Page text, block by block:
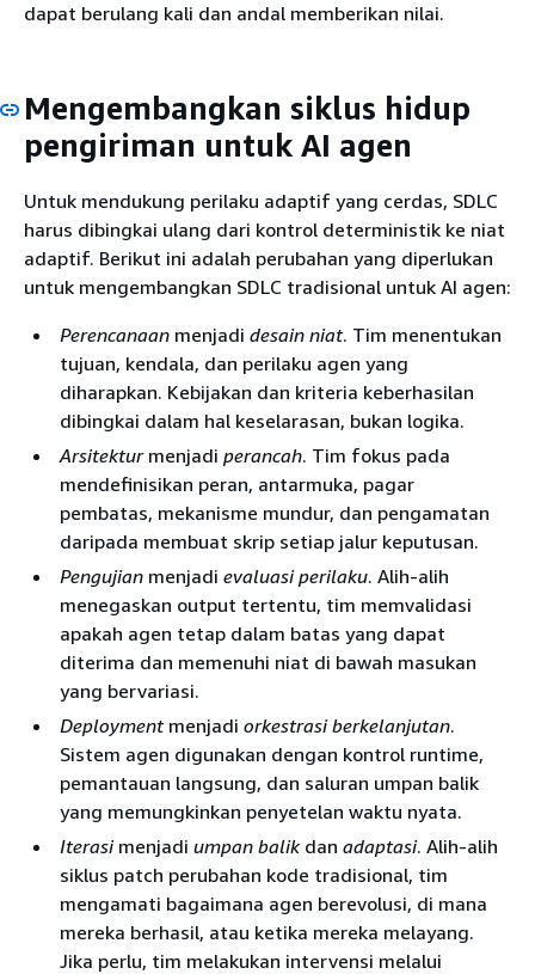
dapat berulang kali dan andal memberikan nilai.
Mengembangkan siklus hidup
pengiriman untuk AI agen
Untuk mendukung perilaku adaptif yang cerdas, SDLC
harus dibingkai ulang dari kontrol deterministik ke niat
adaptif. Berikut ini adalah perubahan yang diperlukan
untuk mengembangkan SDLC tradisional untuk AI agen:
Perencanaan menjadi desain niat. Tim menentukan
tujuan, kendala, dan perilaku agen yang
diharapkan. Kebijakan dan kriteria keberhasilan
dibingkai dalam hal keselarasan, bukan logika.
Arsitekturmenjadi perancah. Tim fokus pada
mendefinisikan peran, antarmuka, pagar
pembatas, mekanisme mundur, dan pengamatan
daripada membuat skrip setiap jalur keputusan.
Pengujian menjadi evaluasi perilaku. Alih-alih
menegaskan output tertentu, tim memvalidasi
apakah agen tetap dalam batas yang dapat
diterima dan memenuhi niat di bawah masukan
yang bervariasi.
Deploymentmenjadi orkestrasi berkelanjutan.
Sistem agen digunakan dengan kontrol runtime,
pemantauan langsung, dan saluran umpan balik
yang memungkinkan penyetelan waktu nyata.
Iterasimenjadi umpan balikdan adaptasi. Alih-alih
siklus patch perubahan kode tradisional, tim
mengamati bagaimana agen berevolusi, di mana
mereka berhasil, atau ketika mereka melayang.
Jika perlu, tim melakukan intervensi melalui